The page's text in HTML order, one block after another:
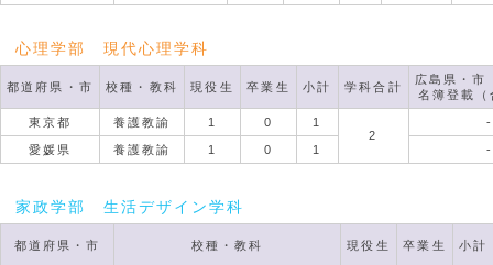
心理学部 現代心理学科
都道府県・市 校種・教科 現役生 卒業生 小計 学科合計
広島県・市
名簿登載
東京都 養護教諭 1 0
1
2
-
愛媛県 養護教諭 1 0 1 -
家政学部 生活デザイン学科
都道府県・市 校種・教科 現役生 卒業生 小計